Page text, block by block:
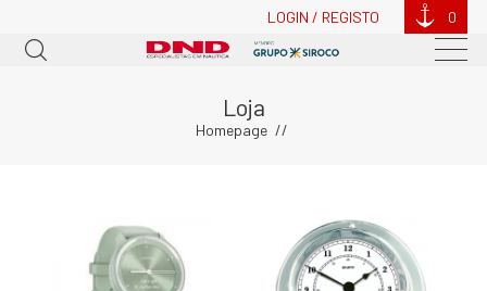
LOGIN / REGISTO 0
Loja
Homepage